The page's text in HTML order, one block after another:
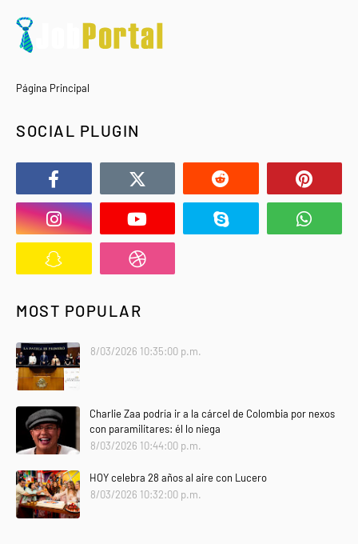
Página Principal
SOCIAL PLUGIN
MOST POPULAR
8/03/2026 10:35:00 p.m.
Charlie Zaa podría ir a la cárcel de Colombia por nexos
con paramilitares: él lo niega
8/03/2026 10:44:00 p.m.
HOY celebra 28 años al aire con Lucero
8/03/2026 10:32:00 p.m.